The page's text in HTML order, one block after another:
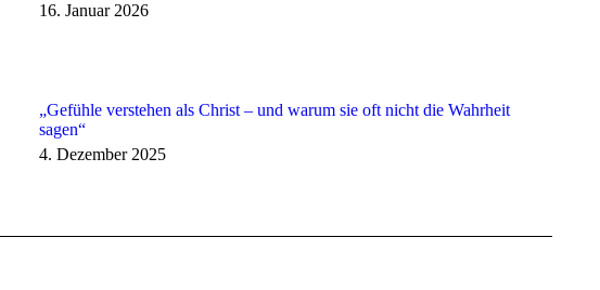
16. Januar 2026
„Gefühle verstehen als Christ – und warum sie oft nicht die Wahrheit
sagen“
4. Dezember 2025